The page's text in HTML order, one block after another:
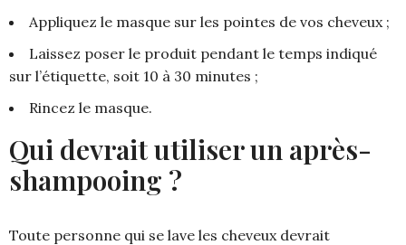
Appliquez le masque sur les pointes de vos cheveux ;
Laissez poser le produit pendant le temps indiqué
sur l’étiquette, soit 10 à 30 minutes ;
Rincez le masque.
Qui devrait utiliser un après-
shampooing ?
Toute personne qui se lave les cheveux devrait